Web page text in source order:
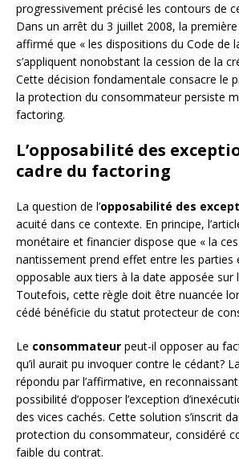
progressivement précisé les contours de
Dans un arrêt du 3 juillet 2008, la
affirmé que « les dispositions du Code de
s’appliquent nonobstant la cession de la
Cette décision fondamentale consacre le
la protection du consommateur persiste
factoring.
L’opposabilité des
cadre du factoring
La question de l’opposabilité des
acuité dans ce contexte. En principe,
monétaire et financier dispose que « la
nantissement prend effet entre les parties
opposable aux tiers à la date apposée sur
Toutefois, cette règle doit être nuancée
cédé bénéficie du statut protecteur de
Le consommateur peut-il opposer au
qu’il aurait pu invoquer contre le cédant? La
répondu par l’affirmative, en
possibilité d’opposer l’exception
des vices cachés. Cette solution s’inscrit
protection du consommateur, considéré
faible du contrat.